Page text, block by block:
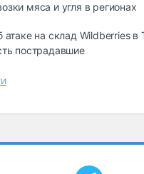
мяса и угля в регионах
атаке на склад Wildberries в
пострадавшие